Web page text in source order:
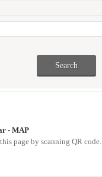
- MAP
page by scanning QR code.